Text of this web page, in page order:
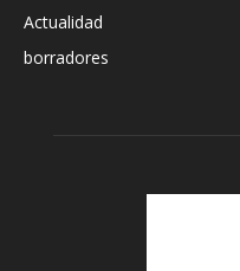
Actualidad
borradores